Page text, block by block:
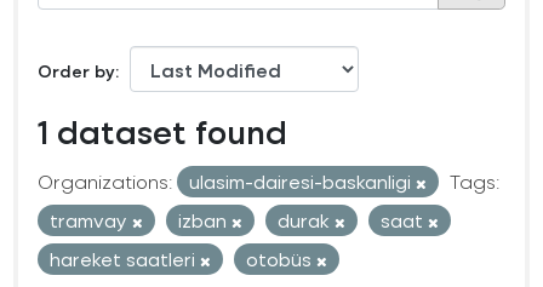
Order by
1 dataset found
Organizations: ulasim-dairesi-baskanligi
Tags:
tramvay
izban durak
saat
hareket saatleri
otobüs